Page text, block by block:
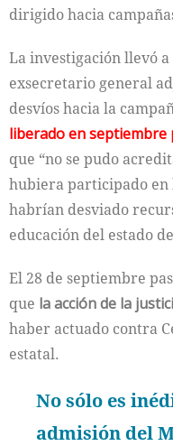
dirigido hacia
La investigación llevó
exsecretario general
desvíos hacia la
liberado en septiembre
que “no se pudo
hubiera participado en
habrían desviado
educación del estado
El 28 de septiembre
que la acción de la
haber actuado contra
estatal.
No sólo es
admisión del